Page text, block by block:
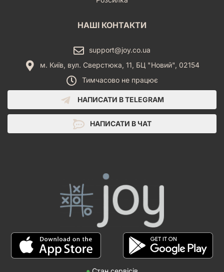
НАШІ КОНТАКТИ
support@joy.co.ua
м. Київ, вул. Сверстюка, 11, БЦ "Новий", 02154
Тимчасово не працює
НАПИСАТИ В TELEGRAM
НАПИСАТИ В ЧАТ